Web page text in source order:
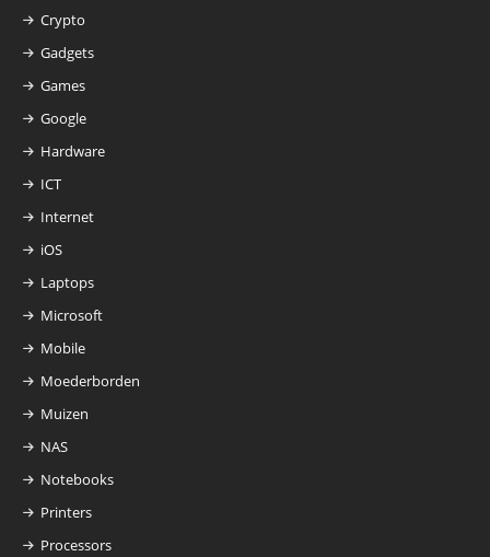
Crypto
Gadgets
Games
Google
Hardware
ICT
Internet
iOS
Laptops
Microsoft
Mobile
Moederborden
Muizen
NAS
Notebooks
Printers
Processors